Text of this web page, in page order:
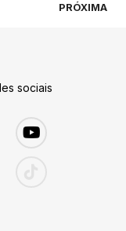
PRÓXIMA
sociais